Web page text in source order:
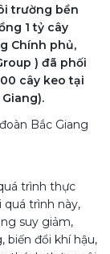
trường bền
1 tỷ cây
Chính phủ,
) đã phối
cây keo tại
Bắc Giang
trình thực
quá trình này,
suy giảm,
biến đổi khí hậu,